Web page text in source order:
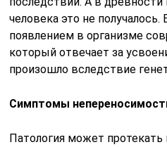
человека это не получалось.
появлением в организме
который отвечает за
произошло вследствие
Симптомы
Патология может протекать